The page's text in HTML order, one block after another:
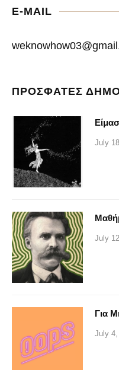
E-MAIL
ΠΡΟΣΦΑΤΕΣ
July
July
Για
July 4,